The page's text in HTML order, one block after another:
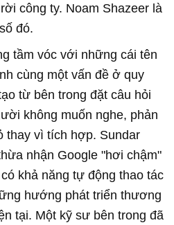
công ty. Noam Shazeer là
đó.
tầm vóc với những cái tên
cùng một vấn đề ở quy
từ bên trong đặt câu hỏi
không muốn nghe, phản
thay vì tích hợp. Sundar
nhận Google "hơi chậm"
khả năng tự động thao tác
hướng phát triển thương
tại. Một kỹ sư bên trong đã